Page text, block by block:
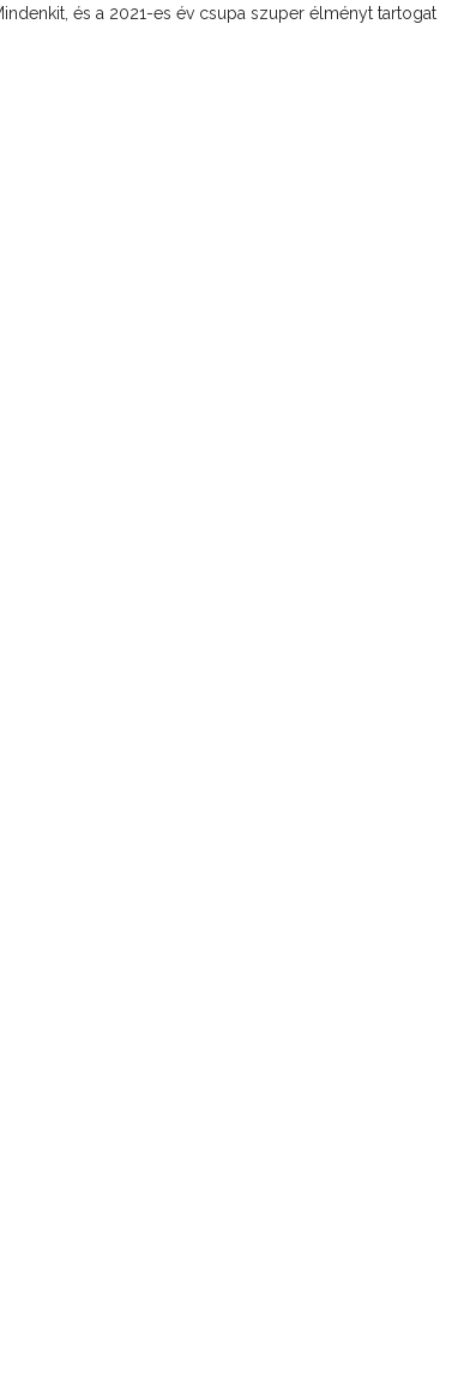
és a 2021-es év csupa szuper élményt tartogat